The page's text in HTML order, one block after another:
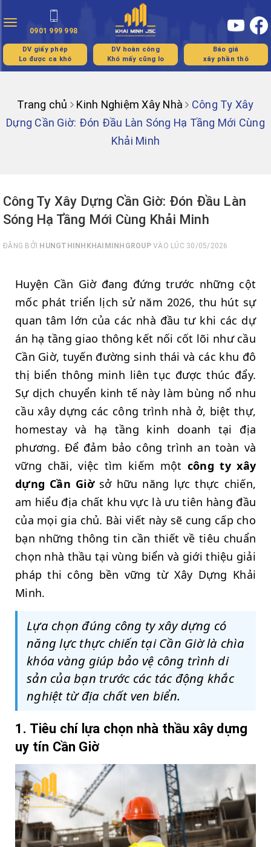
Toggle
navigation
0901 999 998
DV giấy phép
Lo được ca khó
DV hoàn công
Khó mấy cũng lo
Báo giá
xây phần thô
Trang chủ Kinh Nghiệm Xây Nhà
Công Ty Xây
Dựng Cần Giờ: Đón Đầu Làn Sóng Hạ Tầng Mới Cùng
Khải Minh
Công Ty Xây Dựng Cần Giờ: Đón Đầu Làn
Sóng Hạ Tầng Mới Cùng Khải Minh
ĐĂNG BỞI HUNGTHINHKHAIMINHGROUPVÀO LÚC 30/05/2026
Huyện Cần Giờ đang đứng trước những cột
mốc phát triển lịch sử năm 2026, thu hút sự
quan tâm lớn của các nhà đầu tư khi các dự
án hạ tầng giao thông kết nối cốt lõi như cầu
Cần Giờ, tuyến đường sinh thái và các khu đô
thị biển thông minh liên tục được thúc đẩy.
Sự dịch chuyển kinh tế này làm bùng nổ nhu
cầu xây dựng các công trình nhà ở, biệt thự,
homestay và hạ tầng kinh doanh tại địa
phương. Để đảm bảo công trình an toàn và
vững chãi, việc tìm kiếm một công ty xây
dựng Cần Giờsở hữu năng lực thực chiến,
am hiểu địa chất khu vực là ưu tiên hàng đầu
của mọi gia chủ. Bài viết này sẽ cung cấp cho
bạn những thông tin cần thiết về tiêu chuẩn
chọn nhà thầu tại vùng biển và giới thiệu giải
pháp thi công bền vững từ Xây Dựng Khải
Minh.
Lựa chọn đúng công ty xây dựng có
năng lực thực chiến tại Cần Giờ là chìa
khóa vàng giúp bảo vệ công trình di
sản của bạn trước các tác động khắc
nghiệt từ địa chất ven biển.
1. Tiêu chí lựa chọn nhà thầu xây dựng
uy tín Cần Giờ